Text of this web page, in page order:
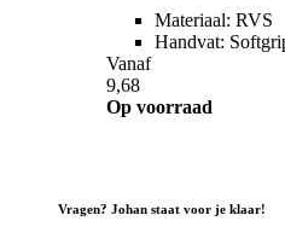
Materiaal: RVS
Handvat:
Vanaf
9,68
Op voorraad
Vragen? Johan staat voor je klaar!